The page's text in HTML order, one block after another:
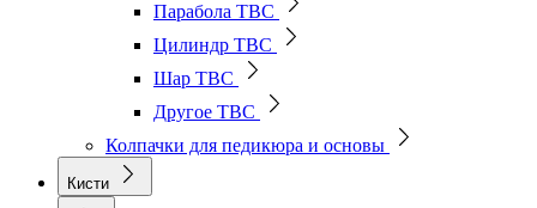
Парабола ТВС
Цилиндр ТВС
Шар ТВС
Другое ТВС
Колпачки для педикюра и основы
Кисти